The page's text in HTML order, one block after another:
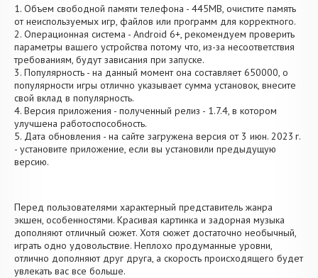
1. Объем свободной памяти телефона - 445MB, очистите память
от неиспользуемых игр, файлов или программ для корректного.
2. Операционная система - Android 6+, рекомендуем проверить
параметры вашего устройства потому что, из-за несоответствия
требованиям, будут зависания при запуске.
3. Популярность - на данный момент она составляет 650000, о
популярности игры отлично указывает сумма установок, внесите
свой вклад в популярность.
4. Версия приложения - полученный релиз - 1.7.4, в котором
улучшена работоспособность.
5. Дата обновления - на сайте загружена версия от 3 июн. 2023 г.
- установите приложение, если вы установили предыдущую
версию.
Перед пользователями характерный представитель жанра
экшен, особенностями. Красивая картинка и задорная музыка
дополняют отличный сюжет. Хотя сюжет достаточно необычный,
играть одно удовольствие. Неплохо продуманные уровни,
отлично дополняют друг друга, а скорость происходящего будет
увлекать вас все больше.